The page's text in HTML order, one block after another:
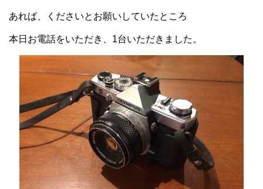
あれば、くださいとお願いしていたところ
本日お電話をいただき、1台いただきました。